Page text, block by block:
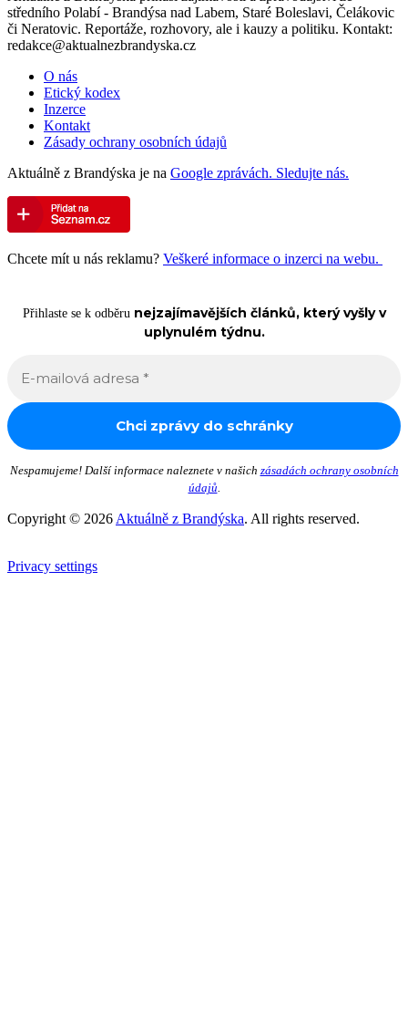
středního Polabí - Brandýsa nad Labem, Staré Boleslavi, Čelákovic
či Neratovic. Reportáže, rozhovory, ale i kauzy a politiku. Kontakt:
redakce@aktualnezbrandyska.cz
O nás
Etický kodex
Inzerce
Kontakt
Zásady ochrany osobních údajů
Aktuálně z Brandýska je na Google zprávách. Sledujte nás.
Chcete mít u nás reklamu? Veškeré informace o inzerci na webu.
Přihlaste se k odběru nejzajímavějších článků, který vyšly v
uplynulém týdnu.
Nespamujeme! Další informace naleznete v našich zásadách ochrany osobních
údajů
Copyright © 2026 Aktuálně z Brandýska. All rights reserved.
Privacy settings